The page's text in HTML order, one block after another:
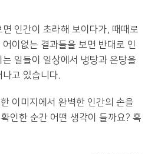
인간이 초라해 보이다가, 때때로
이없는 결과들을 보면 반대로 인
일들이 일상에서 냉탕과 온탕을
고 있습니다.
이미지에서 완벽한 인간의 손을
인한 순간 어떤 생각이 들까요? 혹